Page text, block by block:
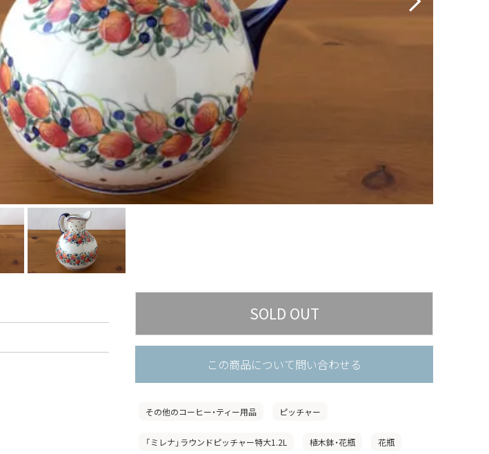
この商品について問い合わせる
その他のコーヒー・ティー用品 ピッチャー
「ミレナ」ラウンドピッチャー特大1.2L 植木鉢・花瓶 花瓶